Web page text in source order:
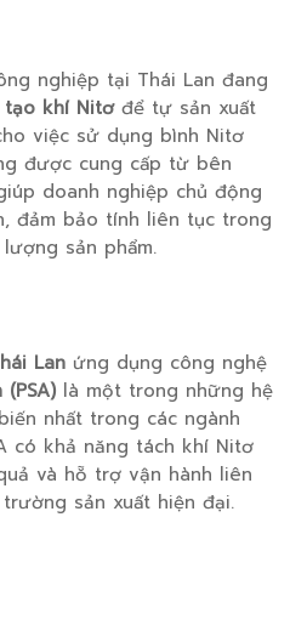
nghiệp tại Thái Lan đang
tạo khí Nitơđể tự sản xuất
việc sử dụng bình Nitơ
được cung cấp từ bên
doanh nghiệp chủ động
đảm bảo tính liên tục trong
sản phẩm.
Lan ứng dụng công nghệ
là một trong những hệ
nhất trong các ngành
có khả năng tách khí Nitơ
và hỗ trợ vận hành liên
sản xuất hiện đại.